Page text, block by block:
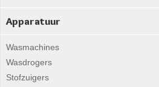
Apparatuur
Wasmachines
Wasdrogers
Stofzuigers